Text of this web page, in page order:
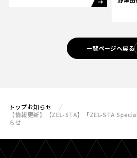
一覧ページへ戻る
トップお知らせ
【情報更新】【ZEL-STA】「ZEL-STA
らせ